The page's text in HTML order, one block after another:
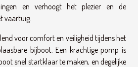
en verhoogt het plezier en de
vaartuig.
voor comfort en veiligheid tijdens het
bijboot. Een krachtige pomp is
snel startklaar te maken, en degelijke